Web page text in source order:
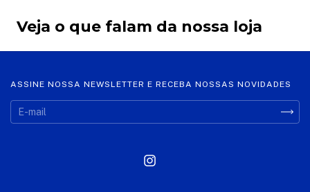
Veja o que falam da nossa loja
ASSINE NOSSA NEWSLETTER E RECEBA NOSSAS NOVIDADES